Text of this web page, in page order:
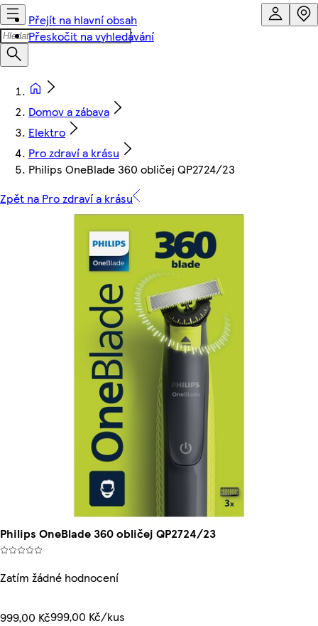
Přejít na hlavní obsah
Přeskočit na vyhledávání
Domov a zábava
Elektro
Pro zdraví a krásu
Philips OneBlade 360 obličej QP2724/23
Zpět na Pro zdraví a krásu
Philips OneBlade 360 obličej QP2724/23
Zatím žádné hodnocení
999,00 Kč999,00 Kč/kus